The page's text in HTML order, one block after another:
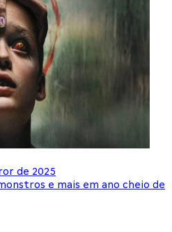
de 2025
e mais em ano cheio de